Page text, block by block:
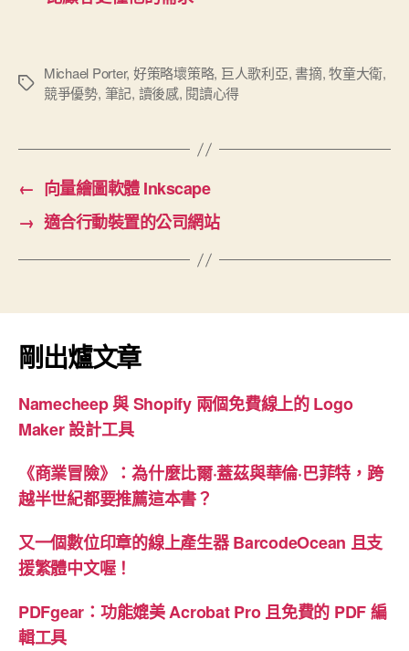
標
Michael Porter, 好策略壞策略, 巨人歌利亞, 書摘,牧童大衛,
競爭優勢, 筆記, 讀後感, 閱讀心得
← 向量繪圖軟體 Inkscape
→ 適合行動裝置的公司網站
剛出爐文章
Namecheep 與 Shopify 兩個免費線上的 Logo
Maker 設計工具
《商業冒險》：為什麼比爾·蓋茲與華倫·巴菲特，跨
越半世紀都要推薦這本書？
又一個數位印章的線上產生器 BarcodeOcean 且支
援繁體中文喔！
PDFgear：功能媲美 Acrobat Pro 且免費的 PDF 編
輯工具